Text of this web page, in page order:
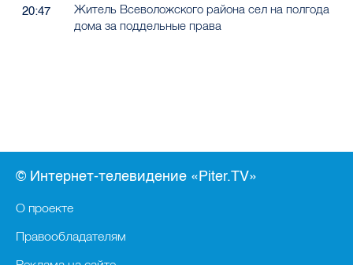
20:47
Житель Всеволожского района сел на полгода
дома за поддельные права
© Интернет-телевидение «Piter.TV»
О проекте
Правообладателям